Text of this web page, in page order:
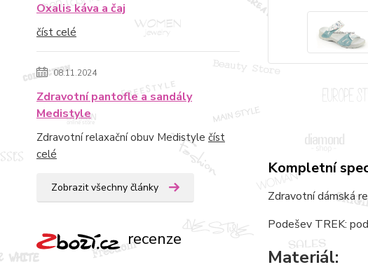
Oxalis káva a čaj
číst celé
08.11.2024
Zdravotní pantofle a sandály
Medistyle
Zdravotní relaxační obuv Medistyle číst
celé
Zobrazit všechny články
recenze
Kompletní
Zdravotní dámská
Podešev TREK:
Materiál: